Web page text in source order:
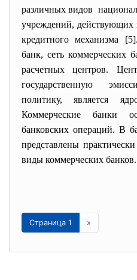
различных видов
учреждений, действующих
кредитного механизма
банк, сеть коммерческих
расчетных центров.
государственную
политику, является
Коммерческие банки
банковских операций. В
представлены
виды коммерческих банков.
Страница 1 »